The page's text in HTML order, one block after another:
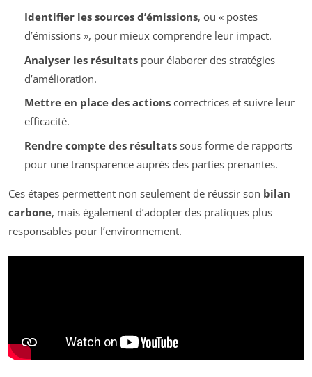
Identifier les sources d’émissions, ou « postes
d’émissions », pour mieux comprendre leur impact.
Analyser les résultatspour élaborer des stratégies
d’amélioration.
Mettre en place des actionscorrectrices et suivre leur
efficacité.
Rendre compte des résultatssous forme de rapports
pour une transparence auprès des parties prenantes.
Ces étapes permettent non seulement de réussir son bilan
carbone, mais également d’adopter des pratiques plus
responsables pour l’environnement.